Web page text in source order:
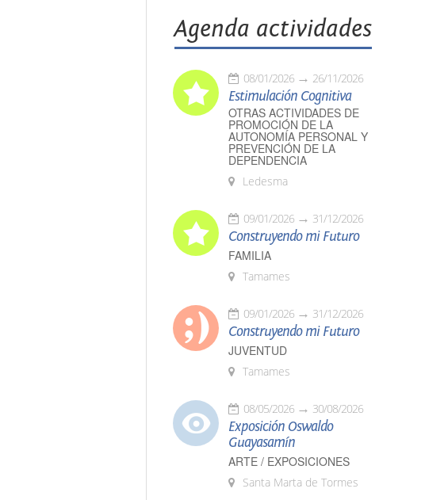
Agenda actividades
08/01/2026 26/11/2026
Estimulación Cognitiva
OTRAS ACTIVIDADES DE
PROMOCIÓN DE LA
AUTONOMÍA PERSONAL Y
PREVENCIÓN DE LA
DEPENDENCIA
Ledesma
09/01/2026 31/12/2026
Construyendo mi Futuro
FAMILIA
Tamames
09/01/2026 31/12/2026
Construyendo mi Futuro
JUVENTUD
Tamames
08/05/2026 30/08/2026
Exposición Oswaldo
Guayasamín
ARTE / EXPOSICIONES
Santa Marta de Tormes